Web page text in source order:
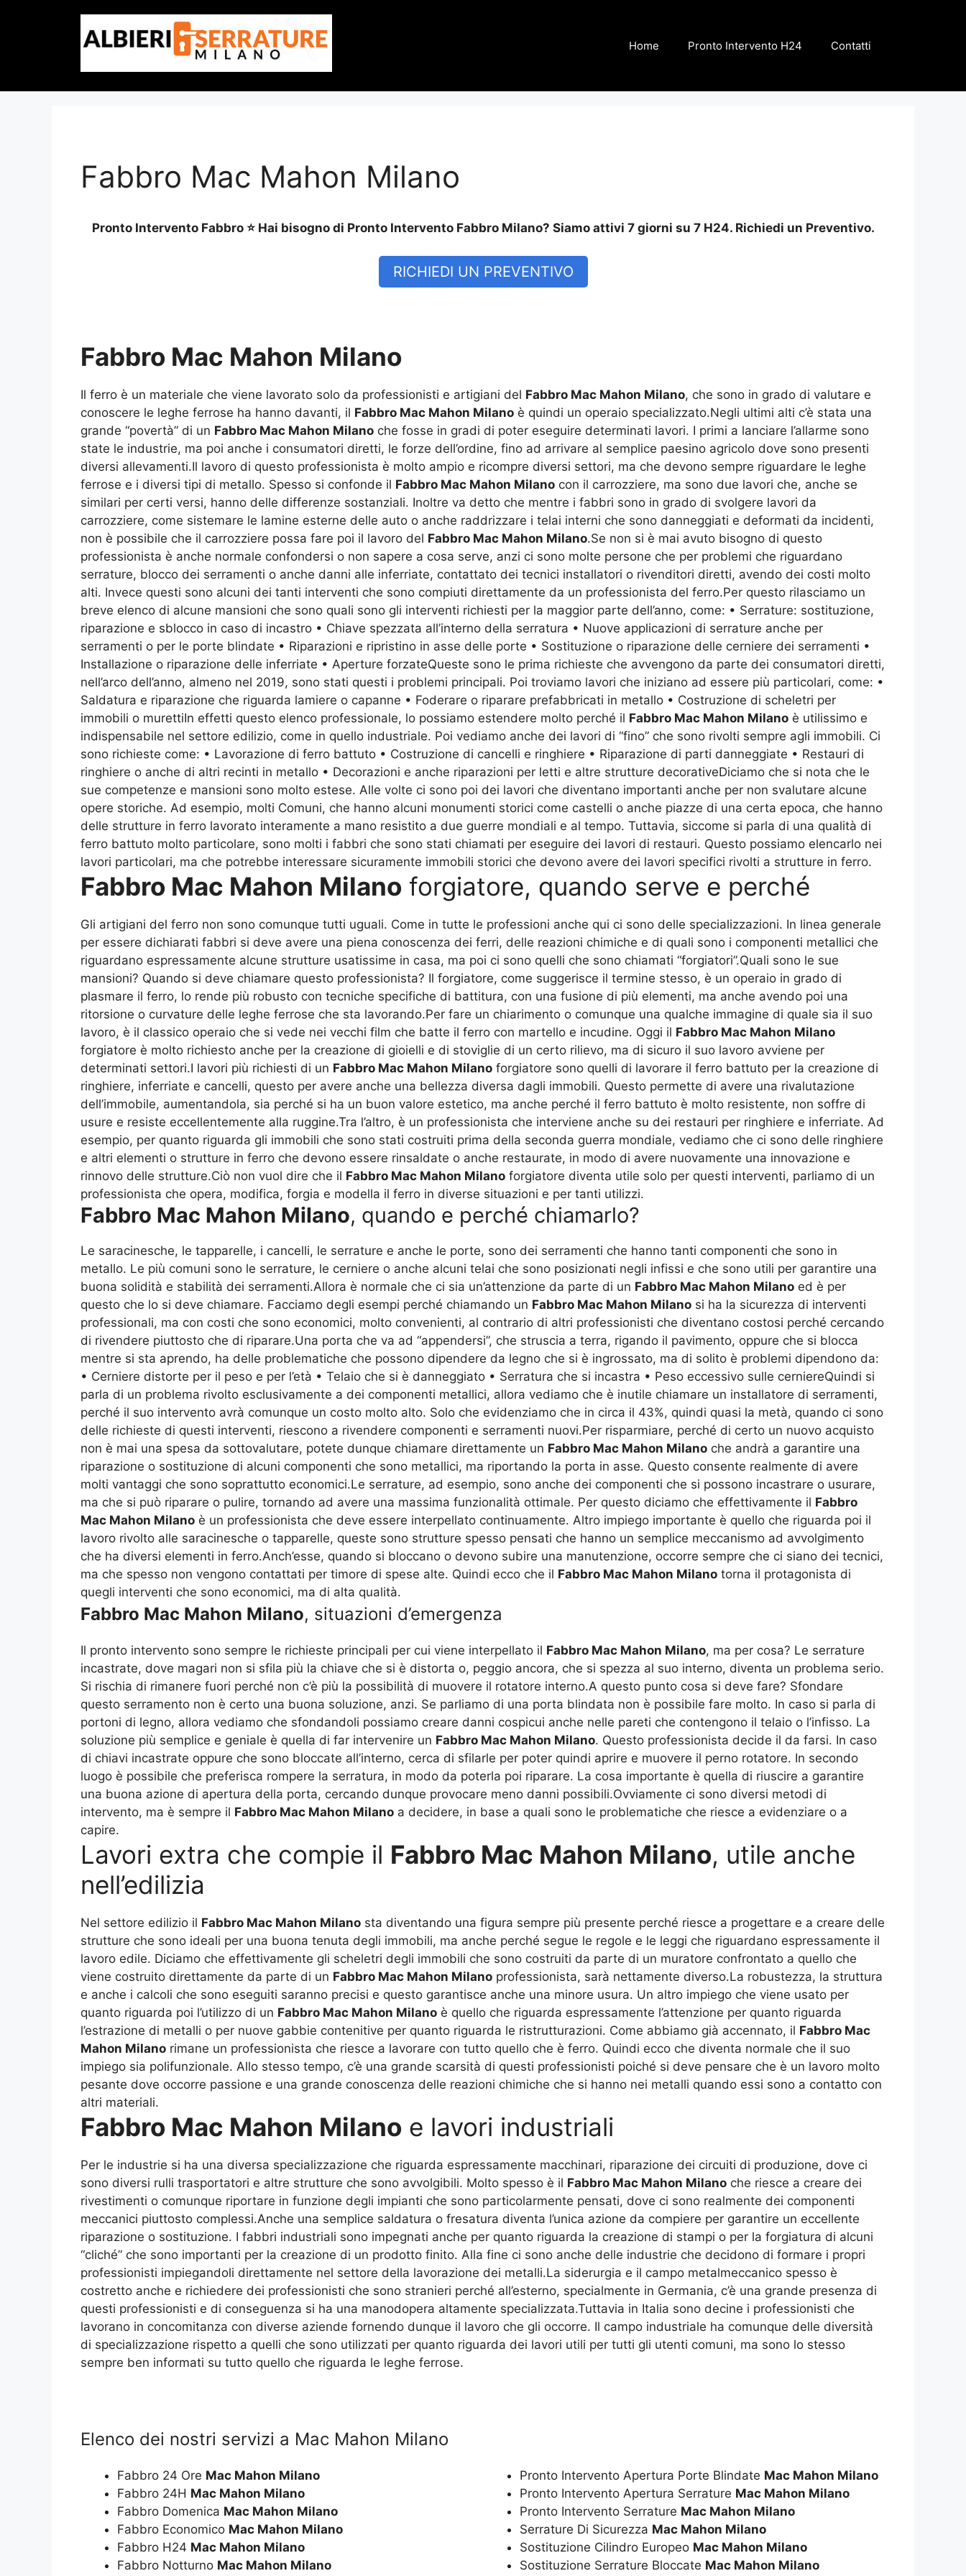
Home Pronto Intervento H24 Contatti
Fabbro Mac Mahon Milano
Pronto Intervento Fabbro ⭐ Hai bisogno di Pronto Intervento Fabbro Milano? Siamo attivi 7 giorni su 7 H24. Richiedi un Preventivo.
RICHIEDI UN PREVENTIVO
Fabbro Mac Mahon Milano
Il ferro è un materiale che viene lavorato solo da professionisti e artigiani del Fabbro Mac Mahon Milano, che sono in grado di valutare e
conoscere le leghe ferrose ha hanno davanti, il Fabbro Mac Mahon Milano è quindi un operaio specializzato.Negli ultimi alti c’è stata una
grande “povertà” di un Fabbro Mac Mahon Milano che fosse in gradi di poter eseguire determinati lavori. I primi a lanciare l’allarme sono
state le industrie, ma poi anche i consumatori diretti, le forze dell’ordine, fino ad arrivare al semplice paesino agricolo dove sono presenti
diversi allevamenti.Il lavoro di questo professionista è molto ampio e ricompre diversi settori, ma che devono sempre riguardare le leghe
ferrose e i diversi tipi di metallo. Spesso si confonde il Fabbro Mac Mahon Milano con il carrozziere, ma sono due lavori che, anche se
similari per certi versi, hanno delle differenze sostanziali. Inoltre va detto che mentre i fabbri sono in grado di svolgere lavori da
carrozziere, come sistemare le lamine esterne delle auto o anche raddrizzare i telai interni che sono danneggiati e deformati da incidenti,
non è possibile che il carrozziere possa fare poi il lavoro del Fabbro Mac Mahon Milano.Se non si è mai avuto bisogno di questo
professionista è anche normale confondersi o non sapere a cosa serve, anzi ci sono molte persone che per problemi che riguardano
serrature, blocco dei serramenti o anche danni alle inferriate, contattato dei tecnici installatori o rivenditori diretti, avendo dei costi molto
alti. Invece questi sono alcuni dei tanti interventi che sono compiuti direttamente da un professionista del ferro.Per questo rilasciamo un
breve elenco di alcune mansioni che sono quali sono gli interventi richiesti per la maggior parte dell’anno, come: • Serrature: sostituzione,
riparazione e sblocco in caso di incastro • Chiave spezzata all’interno della serratura • Nuove applicazioni di serrature anche per
serramenti o per le porte blindate • Riparazioni e ripristino in asse delle porte • Sostituzione o riparazione delle cerniere dei serramenti •
Installazione o riparazione delle inferriate • Aperture forzateQueste sono le prima richieste che avvengono da parte dei consumatori diretti,
nell’arco dell’anno, almeno nel 2019, sono stati questi i problemi principali. Poi troviamo lavori che iniziano ad essere più particolari, come: •
Saldatura e riparazione che riguarda lamiere o capanne • Foderare o riparare prefabbricati in metallo • Costruzione di scheletri per
immobili o murettiIn effetti questo elenco professionale, lo possiamo estendere molto perché il Fabbro Mac Mahon Milano è utilissimo e
indispensabile nel settore edilizio, come in quello industriale. Poi vediamo anche dei lavori di “fino” che sono rivolti sempre agli immobili. Ci
sono richieste come: • Lavorazione di ferro battuto • Costruzione di cancelli e ringhiere • Riparazione di parti danneggiate • Restauri di
ringhiere o anche di altri recinti in metallo • Decorazioni e anche riparazioni per letti e altre strutture decorativeDiciamo che si nota che le
sue competenze e mansioni sono molto estese. Alle volte ci sono poi dei lavori che diventano importanti anche per non svalutare alcune
opere storiche. Ad esempio, molti Comuni, che hanno alcuni monumenti storici come castelli o anche piazze di una certa epoca, che hanno
delle strutture in ferro lavorato interamente a mano resistito a due guerre mondiali e al tempo. Tuttavia, siccome si parla di una qualità di
ferro battuto molto particolare, sono molti i fabbri che sono stati chiamati per eseguire dei lavori di restauri. Questo possiamo elencarlo nei
lavori particolari, ma che potrebbe interessare sicuramente immobili storici che devono avere dei lavori specifici rivolti a strutture in ferro.
Fabbro Mac Mahon Milano forgiatore, quando serve e perché
Gli artigiani del ferro non sono comunque tutti uguali. Come in tutte le professioni anche qui ci sono delle specializzazioni. In linea generale
per essere dichiarati fabbri si deve avere una piena conoscenza dei ferri, delle reazioni chimiche e di quali sono i componenti metallici che
riguardano espressamente alcune strutture usatissime in casa, ma poi ci sono quelli che sono chiamati “forgiatori”.Quali sono le sue
mansioni? Quando si deve chiamare questo professionista? Il forgiatore, come suggerisce il termine stesso, è un operaio in grado di
plasmare il ferro, lo rende più robusto con tecniche specifiche di battitura, con una fusione di più elementi, ma anche avendo poi una
ritorsione o curvature delle leghe ferrose che sta lavorando.Per fare un chiarimento o comunque una qualche immagine di quale sia il suo
lavoro, è il classico operaio che si vede nei vecchi film che batte il ferro con martello e incudine. Oggi il Fabbro Mac Mahon Milano
forgiatore è molto richiesto anche per la creazione di gioielli e di stoviglie di un certo rilievo, ma di sicuro il suo lavoro avviene per
determinati settori.I lavori più richiesti di un Fabbro Mac Mahon Milano forgiatore sono quelli di lavorare il ferro battuto per la creazione di
ringhiere, inferriate e cancelli, questo per avere anche una bellezza diversa dagli immobili. Questo permette di avere una rivalutazione
dell’immobile, aumentandola, sia perché si ha un buon valore estetico, ma anche perché il ferro battuto è molto resistente, non soffre di
usure e resiste eccellentemente alla ruggine.Tra l’altro, è un professionista che interviene anche su dei restauri per ringhiere e inferriate. Ad
esempio, per quanto riguarda gli immobili che sono stati costruiti prima della seconda guerra mondiale, vediamo che ci sono delle ringhiere
e altri elementi o strutture in ferro che devono essere rinsaldate o anche restaurate, in modo di avere nuovamente una innovazione e
rinnovo delle strutture.Ciò non vuol dire che il Fabbro Mac Mahon Milano forgiatore diventa utile solo per questi interventi, parliamo di un
professionista che opera, modifica, forgia e modella il ferro in diverse situazioni e per tanti utilizzi.
Fabbro Mac Mahon Milano, quando e perché chiamarlo?
Le saracinesche, le tapparelle, i cancelli, le serrature e anche le porte, sono dei serramenti che hanno tanti componenti che sono in
metallo. Le più comuni sono le serrature, le cerniere o anche alcuni telai che sono posizionati negli infissi e che sono utili per garantire una
buona solidità e stabilità dei serramenti.Allora è normale che ci sia un’attenzione da parte di un Fabbro Mac Mahon Milano ed è per
questo che lo si deve chiamare. Facciamo degli esempi perché chiamando un Fabbro Mac Mahon Milano si ha la sicurezza di interventi
professionali, ma con costi che sono economici, molto convenienti, al contrario di altri professionisti che diventano costosi perché cercando
di rivendere piuttosto che di riparare.Una porta che va ad “appendersi”, che struscia a terra, rigando il pavimento, oppure che si blocca
mentre si sta aprendo, ha delle problematiche che possono dipendere da legno che si è ingrossato, ma di solito è problemi dipendono da:
• Cerniere distorte per il peso e per l’età • Telaio che si è danneggiato • Serratura che si incastra • Peso eccessivo sulle cerniereQuindi si
parla di un problema rivolto esclusivamente a dei componenti metallici, allora vediamo che è inutile chiamare un installatore di serramenti,
perché il suo intervento avrà comunque un costo molto alto. Solo che evidenziamo che in circa il 43%, quindi quasi la metà, quando ci sono
delle richieste di questi interventi, riescono a rivendere componenti e serramenti nuovi.Per risparmiare, perché di certo un nuovo acquisto
non è mai una spesa da sottovalutare, potete dunque chiamare direttamente un Fabbro Mac Mahon Milano che andrà a garantire una
riparazione o sostituzione di alcuni componenti che sono metallici, ma riportando la porta in asse. Questo consente realmente di avere
molti vantaggi che sono soprattutto economici.Le serrature, ad esempio, sono anche dei componenti che si possono incastrare o usurare,
ma che si può riparare o pulire, tornando ad avere una massima funzionalità ottimale. Per questo diciamo che effettivamente il Fabbro
Mac Mahon Milano è un professionista che deve essere interpellato continuamente. Altro impiego importante è quello che riguarda poi il
lavoro rivolto alle saracinesche o tapparelle, queste sono strutture spesso pensati che hanno un semplice meccanismo ad avvolgimento
che ha diversi elementi in ferro.Anch’esse, quando si bloccano o devono subire una manutenzione, occorre sempre che ci siano dei tecnici,
ma che spesso non vengono contattati per timore di spese alte. Quindi ecco che il Fabbro Mac Mahon Milano torna il protagonista di
quegli interventi che sono economici, ma di alta qualità.
Fabbro Mac Mahon Milano, situazioni d’emergenza
Il pronto intervento sono sempre le richieste principali per cui viene interpellato il Fabbro Mac Mahon Milano, ma per cosa? Le serrature
incastrate, dove magari non si sfila più la chiave che si è distorta o, peggio ancora, che si spezza al suo interno, diventa un problema serio.
Si rischia di rimanere fuori perché non c’è più la possibilità di muovere il rotatore interno.A questo punto cosa si deve fare? Sfondare
questo serramento non è certo una buona soluzione, anzi. Se parliamo di una porta blindata non è possibile fare molto. In caso si parla di
portoni di legno, allora vediamo che sfondandoli possiamo creare danni cospicui anche nelle pareti che contengono il telaio o l’infisso. La
soluzione più semplice e geniale è quella di far intervenire un Fabbro Mac Mahon Milano. Questo professionista decide il da farsi. In caso
di chiavi incastrate oppure che sono bloccate all’interno, cerca di sfilarle per poter quindi aprire e muovere il perno rotatore. In secondo
luogo è possibile che preferisca rompere la serratura, in modo da poterla poi riparare. La cosa importante è quella di riuscire a garantire
una buona azione di apertura della porta, cercando dunque provocare meno danni possibili.Ovviamente ci sono diversi metodi di
intervento, ma è sempre il Fabbro Mac Mahon Milano a decidere, in base a quali sono le problematiche che riesce a evidenziare o a
capire.
Lavori extra che compie il Fabbro Mac Mahon Milano, utile anche
nell’edilizia
Nel settore edilizio il Fabbro Mac Mahon Milano sta diventando una figura sempre più presente perché riesce a progettare e a creare delle
strutture che sono ideali per una buona tenuta degli immobili, ma anche perché segue le regole e le leggi che riguardano espressamente il
lavoro edile. Diciamo che effettivamente gli scheletri degli immobili che sono costruiti da parte di un muratore confrontato a quello che
viene costruito direttamente da parte di un Fabbro Mac Mahon Milano professionista, sarà nettamente diverso.La robustezza, la struttura
e anche i calcoli che sono eseguiti saranno precisi e questo garantisce anche una minore usura. Un altro impiego che viene usato per
quanto riguarda poi l’utilizzo di un Fabbro Mac Mahon Milano è quello che riguarda espressamente l’attenzione per quanto riguarda
l’estrazione di metalli o per nuove gabbie contenitive per quanto riguarda le ristrutturazioni. Come abbiamo già accennato, il Fabbro Mac
Mahon Milano rimane un professionista che riesce a lavorare con tutto quello che è ferro. Quindi ecco che diventa normale che il suo
impiego sia polifunzionale. Allo stesso tempo, c’è una grande scarsità di questi professionisti poiché si deve pensare che è un lavoro molto
pesante dove occorre passione e una grande conoscenza delle reazioni chimiche che si hanno nei metalli quando essi sono a contatto con
altri materiali.
Fabbro Mac Mahon Milano e lavori industriali
Per le industrie si ha una diversa specializzazione che riguarda espressamente macchinari, riparazione dei circuiti di produzione, dove ci
sono diversi rulli trasportatori e altre strutture che sono avvolgibili. Molto spesso è il Fabbro Mac Mahon Milano che riesce a creare dei
rivestimenti o comunque riportare in funzione degli impianti che sono particolarmente pensati, dove ci sono realmente dei componenti
meccanici piuttosto complessi.Anche una semplice saldatura o fresatura diventa l’unica azione da compiere per garantire un eccellente
riparazione o sostituzione. I fabbri industriali sono impegnati anche per quanto riguarda la creazione di stampi o per la forgiatura di alcuni
“cliché” che sono importanti per la creazione di un prodotto finito. Alla fine ci sono anche delle industrie che decidono di formare i propri
professionisti impiegandoli direttamente nel settore della lavorazione dei metalli.La siderurgia e il campo metalmeccanico spesso è
costretto anche e richiedere dei professionisti che sono stranieri perché all’esterno, specialmente in Germania, c’è una grande presenza di
questi professionisti e di conseguenza si ha una manodopera altamente specializzata.Tuttavia in Italia sono decine i professionisti che
lavorano in concomitanza con diverse aziende fornendo dunque il lavoro che gli occorre. Il campo industriale ha comunque delle diversità
di specializzazione rispetto a quelli che sono utilizzati per quanto riguarda dei lavori utili per tutti gli utenti comuni, ma sono lo stesso
sempre ben informati su tutto quello che riguarda le leghe ferrose.
Elenco dei nostri servizi a Mac Mahon Milano
Fabbro 24 Ore Mac Mahon Milano
Fabbro 24H Mac Mahon Milano
Fabbro Domenica Mac Mahon Milano
Fabbro Economico Mac Mahon Milano
Fabbro H24 Mac Mahon Milano
Fabbro Notturno Mac Mahon Milano
Pronto Intervento Apertura Porte Blindate Mac Mahon Milano
Pronto Intervento Apertura Serrature Mac Mahon Milano
Pronto Intervento Serrature Mac Mahon Milano
Serrature Di Sicurezza Mac Mahon Milano
Sostituzione Cilindro Europeo Mac Mahon Milano
Sostituzione Serrature Bloccate Mac Mahon Milano